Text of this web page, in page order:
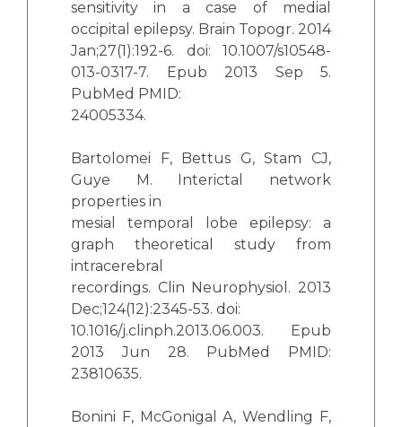
sensitivity in a case of medial
occipital epilepsy. Brain Topogr. 2014
Jan;27(1):192-6. doi: 10.1007/s10548-
013-0317-7. Epub 2013 Sep 5.
PubMed PMID:
24005334.
Bartolomei F, Bettus G, Stam CJ,
Guye M. Interictal network
properties in
mesial temporal lobe epilepsy: a
graph theoretical study from
intracerebral
recordings. Clin Neurophysiol. 2013
Dec;124(12):2345-53. doi:
10.1016/j.clinph.2013.06.003. Epub
2013 Jun 28. PubMed PMID:
23810635.
Bonini F, McGonigal A, Wendling F,